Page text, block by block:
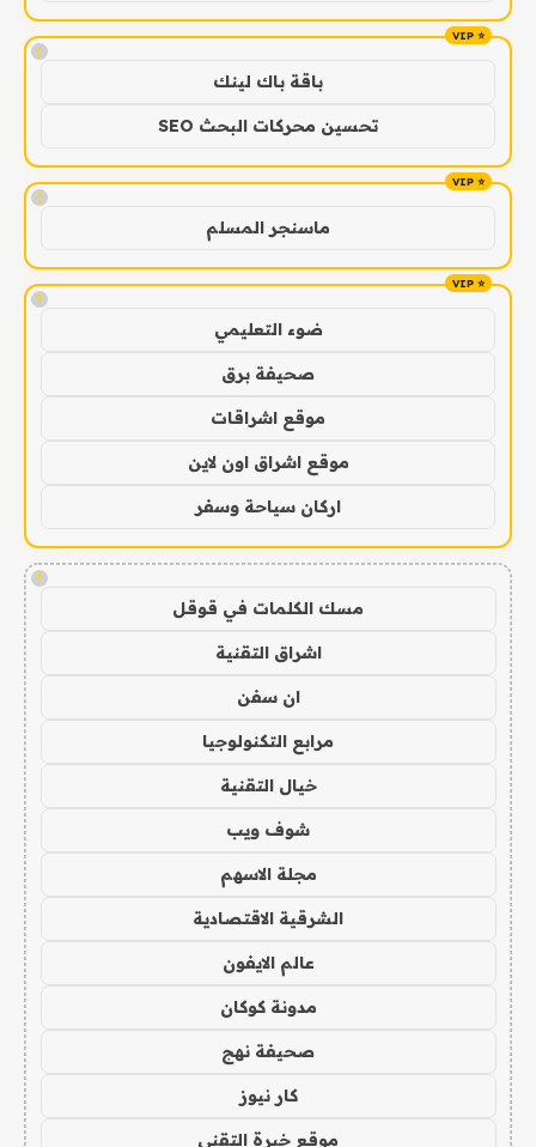
!
باقة باك لينك
تحسين محركات البحث SEO
!
ماسنجر المسلم
!
ضوء التعليمي
صحيفة برق
موقع اشراقات
موقع اشراق اون لاين
اركان سياحة وسفر
!
مسك الكلمات في قوقل
اشراق التقنية
ان سفن
مرابع التكنولوجيا
خيال التقنية
شوف ويب
مجلة الاسهم
الشرقية الاقتصادية
عالم الايفون
مدونة كوكان
صحيفة نهج
كار نيوز
موقع خبرة التقني